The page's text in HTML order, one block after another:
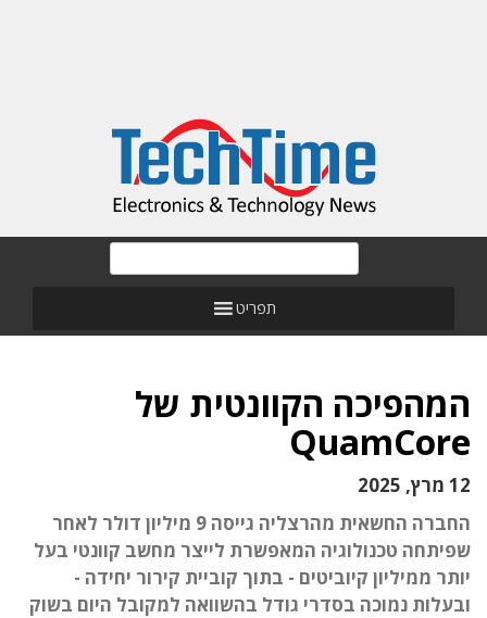
תפריט
המהפיכה הקוונטית של
QuamCore
12 מרץ, 2025
החברה החשאית מהרצליה גייסה 9 מיליון דולר לאחר
שפיתחה טכנולוגיה המאפשרת לייצר מחשב קוונטי בעל
יותר ממיליון קיוביטים - בתוך קוביית קירור יחידה -
ובעלות נמוכה בסדרי גודל בהשוואה למקובל היום בשוק